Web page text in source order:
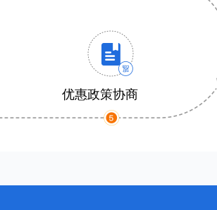
优惠政策协商